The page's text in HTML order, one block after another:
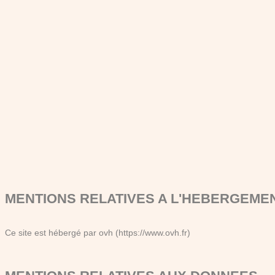
MENTIONS RELATIVES A
Ce site est hébergé par ovh (https://www.ovh.fr)